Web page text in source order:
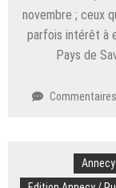
novembre ; ceux
parfois intérêt à
Pays de
Annecy